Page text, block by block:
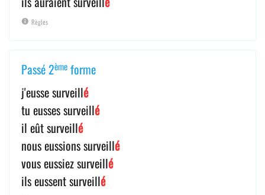
Règles
Passé 2ème forme
j'eusse surveillé
tu eusses surveillé
il eût surveillé
nous eussions surveillé
vous eussiez surveillé
ils eussent surveillé